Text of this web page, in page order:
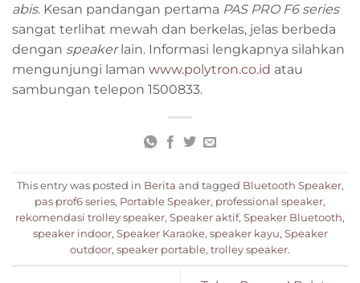
abis. Kesan pandangan pertama PAS PRO F6 series
sangat terlihat mewah dan berkelas, jelas berbeda
dengan speakerlain. Informasi lengkapnya silahkan
mengunjungi laman www.polytron.co.id atau
sambungan telepon 1500833.
This entry was posted in Berita and tagged Bluetooth Speaker,
pas prof6 series, Portable Speaker, professional speaker,
rekomendasi trolley speaker, Speaker aktif, Speaker Bluetooth,
speaker indoor, Speaker Karaoke, speaker kayu, Speaker
outdoor, speaker portable, trolley speaker.